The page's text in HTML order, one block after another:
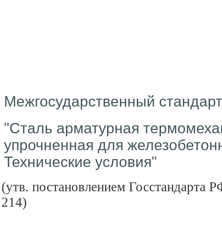
Межгосударственный
"Сталь арматурная
упрочненная для
Технические условия"
(утв. постановлением Госстандарта
214)